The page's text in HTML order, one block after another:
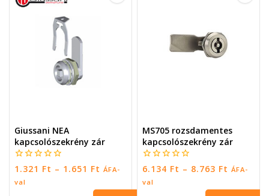
Giussani NEA
kapcsolószekrény zár
0
1.321 Ft – 1.651 Ft ÁFA-
val
MS705 rozsdamentes
kapcsolószekrény zár
0
6.134 Ft – 8.763 Ft ÁFA-
val